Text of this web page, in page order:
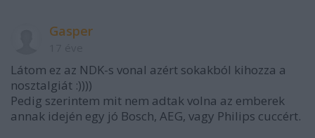
Gasper
Látom ez az NDK-s vonal azért sokakból kihozza a
nosztalgiát :))))
Pedig szerintem mit nem adtak volna az emberek
annak idején egy jó Bosch, AEG, vagy Philips cuccért.